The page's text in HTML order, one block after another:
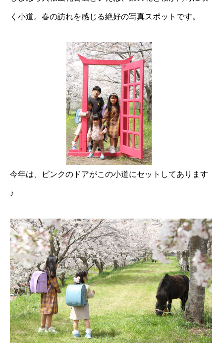
く小道。春の訪れを感じる絶好の写真スポットです。
今年は、ピンクのドアがこの小道にセットしてあります
♪